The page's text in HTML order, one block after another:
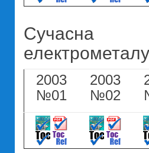
Сучасна
2003
№01
2003
№02